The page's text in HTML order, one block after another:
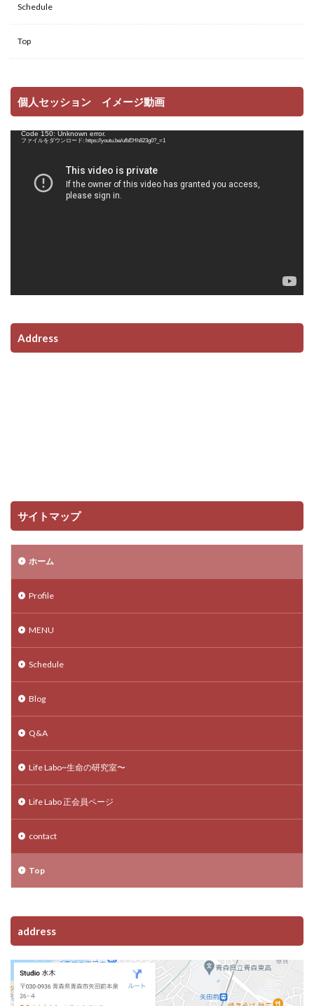
Schedule
Top
個人セッション イメージ動画
動 Code 150: Unknown error.
ファイルをダウンロード: https://youtu.be/ufbEHh823g0?_=1
Address
サイトマップ
ホーム
Profile
MENU
Schedule
Blog
Q&A
Life Labo~生命の研究室〜
Life Labo 正会員ページ
contact
Top
address